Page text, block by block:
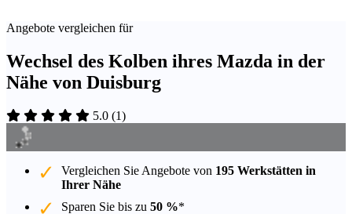
Angebote vergleichen für
Wechsel des Kolben ihres Mazda in der
Nähe von Duisburg
5.0 (1)
Vergleichen Sie Angebote von 195 Werkstätten in
Ihrer Nähe
Sparen Sie bis zu 50 %*